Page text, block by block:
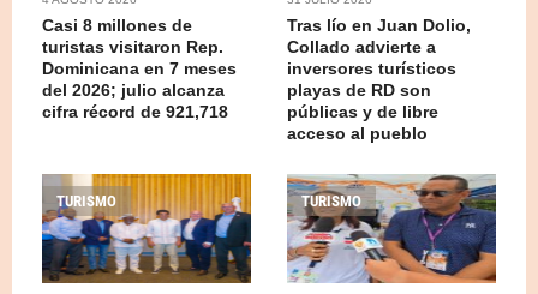
Casi 8 millones de
turistas visitaron Rep.
Dominicana en 7 meses
del 2026; julio alcanza
cifra récord de 921,718
Tras lío en Juan Dolio,
Collado advierte a
inversores turísticos
playas de RD son
públicas y de libre
acceso al pueblo
TURISMO TURISMO